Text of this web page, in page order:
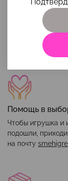
Помощь в
Чтобы игрушка и
подошли,
на почту